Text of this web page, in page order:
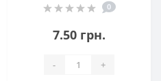
0
7.50 грн.
- +